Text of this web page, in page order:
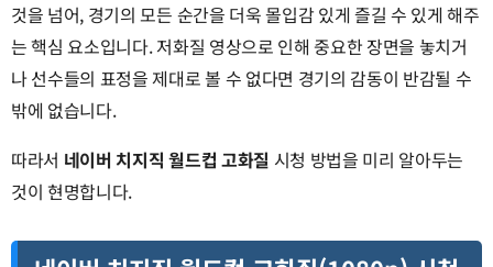
것을 넘어, 경기의 모든 순간을 더욱 몰입감 있게 즐길 수 있게 해주
는 핵심 요소입니다. 저화질 영상으로 인해 중요한 장면을 놓치거
나 선수들의 표정을 제대로 볼 수 없다면 경기의 감동이 반감될 수
밖에 없습니다.
따라서 네이버 치지직 월드컵 고화질 시청 방법을 미리 알아두는
것이 현명합니다.